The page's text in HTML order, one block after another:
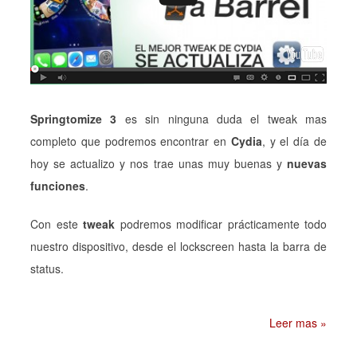
Springtomize 3 es sin ninguna duda el tweak mas
completo que podremos encontrar en Cydia, y el día de
hoy se actualizo y nos trae unas muy buenas y nuevas
funciones.
Con este tweak podremos modificar prácticamente todo
nuestro dispositivo, desde el lockscreen hasta la barra de
status.
Leer mas »